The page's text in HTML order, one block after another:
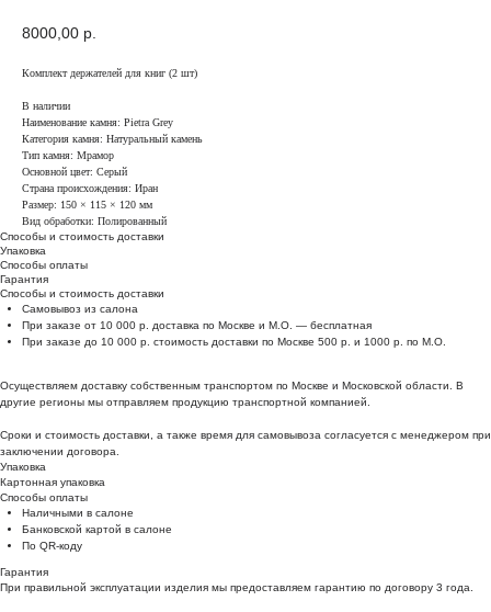
8000,00 р.
Комплект держателей для книг (2 шт)
В наличии
Наименование камня: Pietra Grey
Категория камня: Натуральный камень
Тип камня: Мрамор
Основной цвет: Серый
Страна происхождения: Иран
Размер: 150 × 115 × 120 мм
Вид обработки: Полированный
Способы и стоимость доставки
Упаковка
Способы оплаты
Гарантия
Способы и стоимость доставки
Самовывоз из салона
При заказе от 10 000 р. доставка по Москве и М.О. — бесплатная
При заказе до 10 000 р. стоимость доставки по Москве 500 р. и 1000 р. по М.О.
Осуществляем доставку собственным транспортом по Москве и Московской области. В
другие регионы мы отправляем продукцию транспортной компанией.
Сроки и стоимость доставки, а также время для самовывоза согласуется с менеджером при
заключении договора.
Упаковка
Картонная упаковка
Способы оплаты
Наличными в салоне
Банковской картой в салоне
По QR-коду
Гарантия
При правильной эксплуатации изделия мы предоставляем гарантию по договору 3 года.